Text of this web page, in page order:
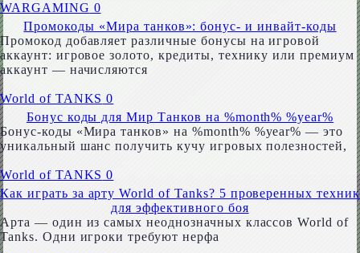
WARGAMING 0
Промокоды «Мира танков»: бонус- и инвайт-коды
Промокод добавляет различные бонусы на игровой
аккаунт: игровое золото, кредиты, технику или премиум
аккаунт — начисляются
World of TANKS 0
Бонус коды для Мир Танков на %month% %year%
Бонус-коды «Мира танков» на %month% %year% — это
уникальный шанс получить кучу игровых полезностей,
World of TANKS 0
Как играть за арту World of Tanks? 5 проверенных техник
для эффективного боя
Арта — один из самых неоднозначных классов World of
Tanks. Одни игроки требуют нерфа